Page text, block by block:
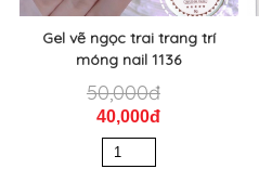
Gel vẽ ngọc trai trang trí
móng nail 1136
50,000đ
40,000đ